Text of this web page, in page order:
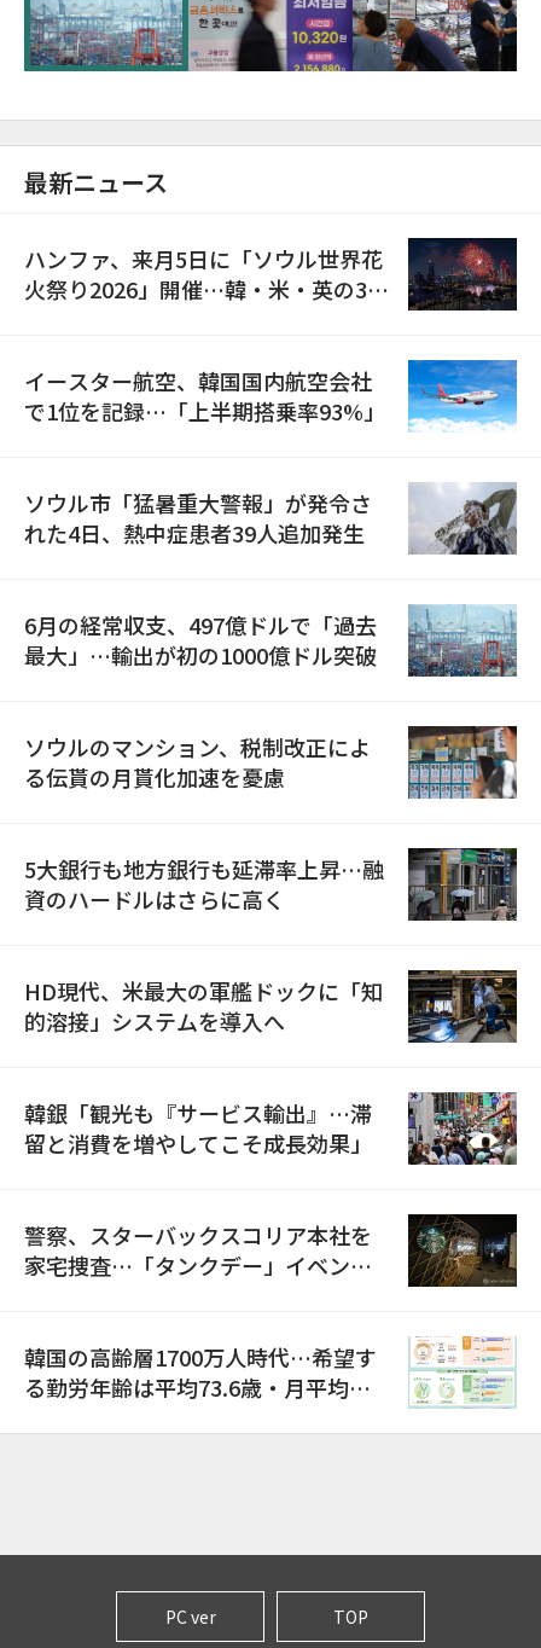
が初の1000億ドル突破
最新ニュース
ハンファ、来月5日に「ソウル世界花
火祭り2026」開催…韓・米・英の3カ
イースター航空、韓国国内航空会社
で1位を記録…「上半期搭乗率93%」
ソウル市「猛暑重大警報」が発令さ
れた4日、熱中症患者39人追加発生
6月の経常収支、497億ドルで「過去
最大」…輸出が初の1000億ドル突破
ソウルのマンション、税制改正によ
る伝貰の月貰化加速を憂慮
5大銀行も地方銀行も延滞率上昇…融
資のハードルはさらに高く
HD現代、米最大の軍艦ドックに「知
的溶接」システムを導入へ
韓銀「観光も『サービス輸出』…滞
留と消費を増やしてこそ成長効果」
警察、スターバックスコリア本社を
家宅捜査…「タンクデー」イベント
韓国の高齢層1700万人時代…希望す
る勤労年齢は平均73.6歳・月平均賃
PC ver TOP